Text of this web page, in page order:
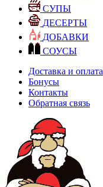
СУПЫ
ДЕСЕРТЫ
ДОБАВКИ
СОУСЫ
Доставка и оплата
Бонусы
Контакты
Обратная связь